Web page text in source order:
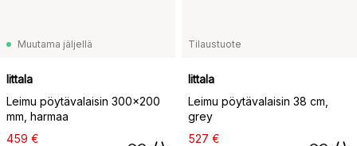
Muutama jäljellä
Iittala
Leimu pöytävalaisin 300x200
mm, harmaa
459 €
Tilaustuote
Iittala
Leimu pöytävalaisin 38 cm,
grey
527 €